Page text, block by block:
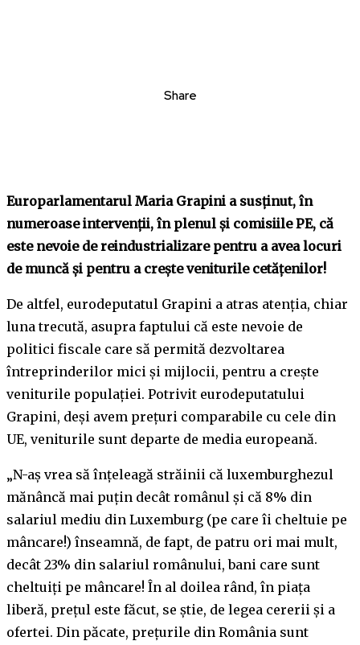
Share
Europarlamentarul Maria Grapini a susținut, în
numeroase intervenții, în plenul și comisiile PE, că
este nevoie de reindustrializare pentru a avea locuri
de muncă și pentru a crește veniturile cetățenilor!
De altfel, eurodeputatul Grapini a atras atenția, chiar
luna trecută, asupra faptului că este nevoie de
politici fiscale care să permită dezvoltarea
întreprinderilor mici și mijlocii, pentru a crește
veniturile populației. Potrivit eurodeputatului
Grapini, deși avem prețuri comparabile cu cele din
UE, veniturile sunt departe de media europeană.
„N-aș vrea să înțeleagă străinii că luxemburghezul
mănâncă mai puțin decât românul și că 8% din
salariul mediu din Luxemburg (pe care îi cheltuie pe
mâncare!) înseamnă, de fapt, de patru ori mai mult,
decât 23% din salariul românului, bani care sunt
cheltuiți pe mâncare! În al doilea rând, în piața
liberă, prețul este făcut, se știe, de legea cererii și a
ofertei. Din păcate, prețurile din România sunt